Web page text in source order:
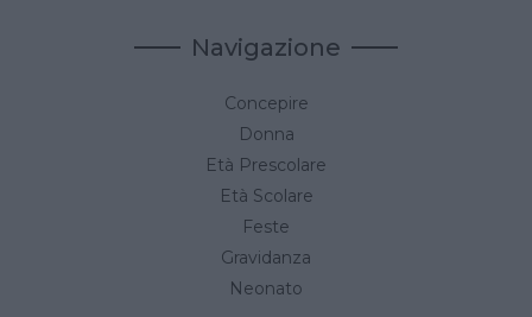
Navigazione
Concepire
Donna
Età Prescolare
Età Scolare
Feste
Gravidanza
Neonato